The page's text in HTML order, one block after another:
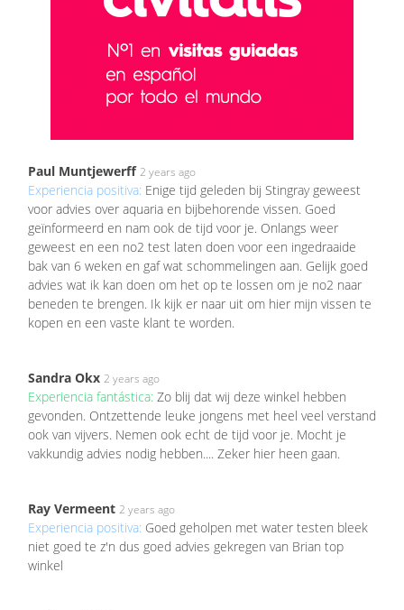
Paul Muntjewerff 2 years ago
Experiencia positiva: Enige tijd geleden bij Stingray geweest
voor advies over aquaria en bijbehorende vissen. Goed
geïnformeerd en nam ook de tijd voor je. Onlangs weer
geweest en een no2 test laten doen voor een ingedraaide
bak van 6 weken en gaf wat schommelingen aan. Gelijk goed
advies wat ik kan doen om het op te lossen om je no2 naar
beneden te brengen. Ik kijk er naar uit om hier mijn vissen te
kopen en een vaste klant te worden.
Sandra Okx 2 years ago
Experiencia fantástica: Zo blij dat wij deze winkel hebben
gevonden. Ontzettende leuke jongens met heel veel verstand
ook van vijvers. Nemen ook echt de tijd voor je. Mocht je
vakkundig advies nodig hebben.... Zeker hier heen gaan.
Ray Vermeent 2 years ago
Experiencia positiva: Goed geholpen met water testen bleek
niet goed te z'n dus goed advies gekregen van Brian top
winkel